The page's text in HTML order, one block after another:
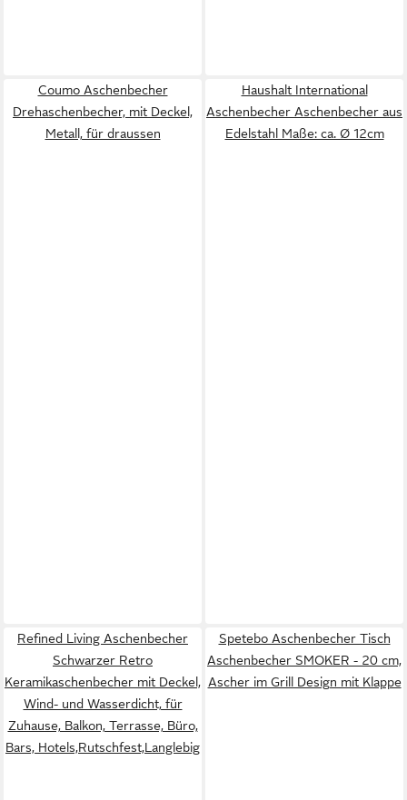
Coumo Aschenbecher
Drehaschenbecher, mit Deckel,
Metall, für draussen
Haushalt International
Aschenbecher Aschenbecher aus
Edelstahl Maße: ca. Ø 12cm
Refined Living Aschenbecher
Schwarzer Retro
Keramikaschenbecher mit Deckel,
Wind- und Wasserdicht, für
Zuhause, Balkon, Terrasse, Büro,
Bars, Hotels,Rutschfest,Langlebig
Spetebo Aschenbecher Tisch
Aschenbecher SMOKER - 20 cm,
Ascher im Grill Design mit Klappe